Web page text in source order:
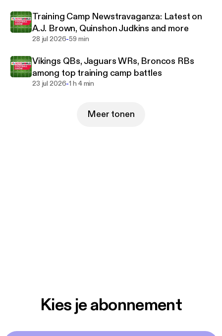
Training Camp Newstravaganza: Latest on
A.J. Brown, Quinshon Judkins and more
28 jul 2026-59 min
Vikings QBs, Jaguars WRs, Broncos RBs
among top training camp battles
23 jul 2026-1 h 4 min
Meer tonen
Kies je abonnement